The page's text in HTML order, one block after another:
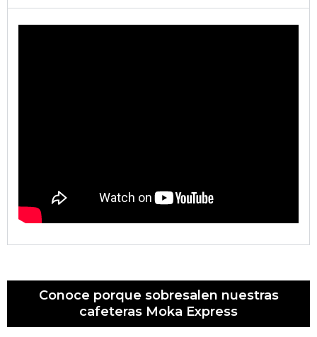
Conoce porque sobresalen nuestras
cafeteras Moka Express